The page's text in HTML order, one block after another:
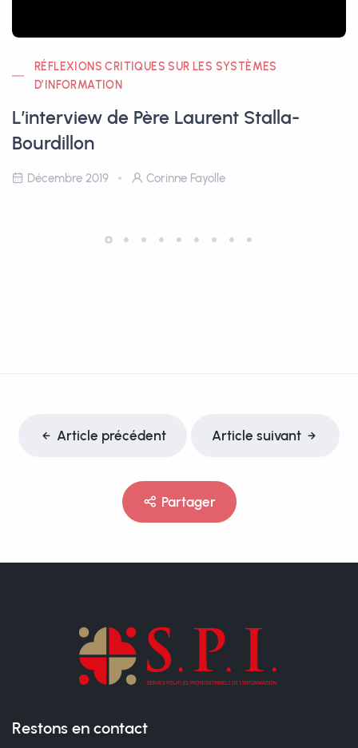
RÉFLEXIONS CRITIQUES SUR LES SYSTÈMES
D’INFORMATION
L’interview de Père Laurent Stalla-
Bourdillon
Décembre 2019 Corinne Fayolle
Article précédent Article suivant
Partager
Restons en contact